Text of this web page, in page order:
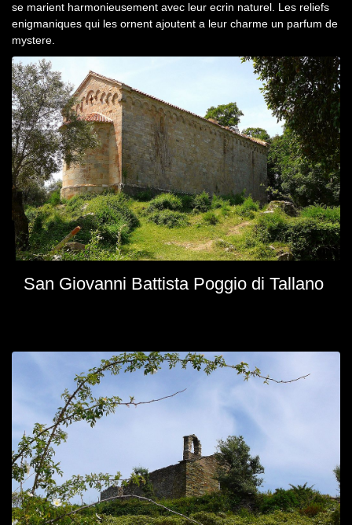
se marient harmonieusement avec leur ecrin naturel. Les reliefs
enigmaniques qui les ornent ajoutent a leur charme un parfum de
mystere.
San Giovanni Battista Poggio di Tallano